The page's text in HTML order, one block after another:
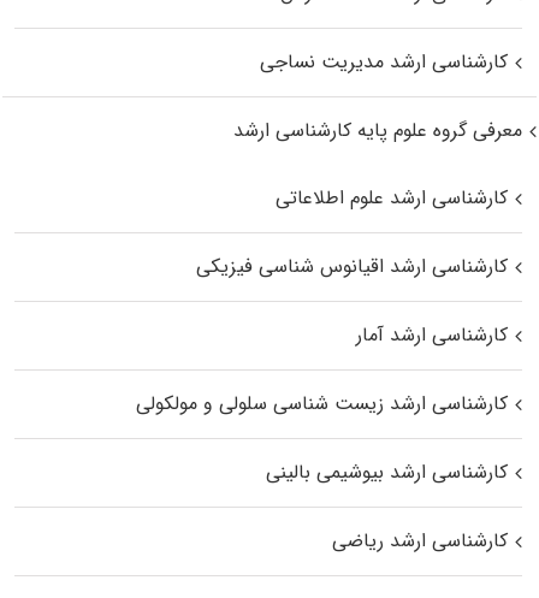
کارشناسی ارشد مدیریت نساجی
معرفی گروه علوم پایه کارشناسی ارشد
کارشناسی ارشد علوم اطلاعاتی
کارشناسی ارشد اقیانوس‌ شناسی فیزیکی
کارشناسی ارشد آمار
کارشناسی ارشد زیست شناسی سلولی و مولکولی
کارشناسی ارشد بیوشیمی بالینی
کارشناسی ارشد ریاضی